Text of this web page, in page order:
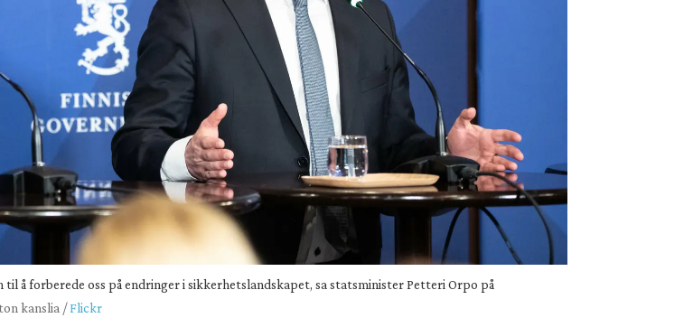
å forberede oss på endringer i sikkerhetslandskapet, sa statsminister Petteri Orpo på
kanslia /Flickr